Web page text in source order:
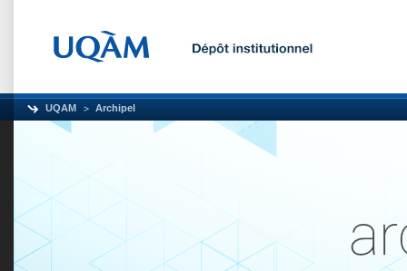
UQAM Archipel